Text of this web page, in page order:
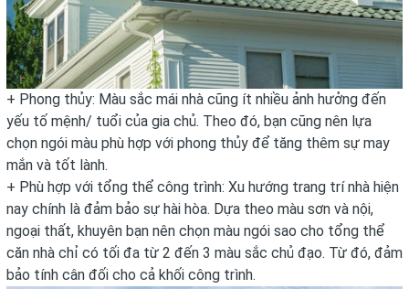
+ Phong thủy: Màu sắc mái nhà cũng ít nhiều ảnh hưởng đến
yếu tố mệnh/ tuổi của gia chủ. Theo đó, bạn cũng nên lựa
chọn ngói màu phù hợp với phong thủy để tăng thêm sự may
mắn và tốt lành.
+ Phù hợp với tổng thể công trình: Xu hướng trang trí nhà hiện
nay chính là đảm bảo sự hài hòa. Dựa theo màu sơn và nội,
ngoại thất, khuyên bạn nên chọn màu ngói sao cho tổng thể
căn nhà chỉ có tối đa từ 2 đến 3 màu sắc chủ đạo. Từ đó, đảm
bảo tính cân đối cho cả khối công trình.